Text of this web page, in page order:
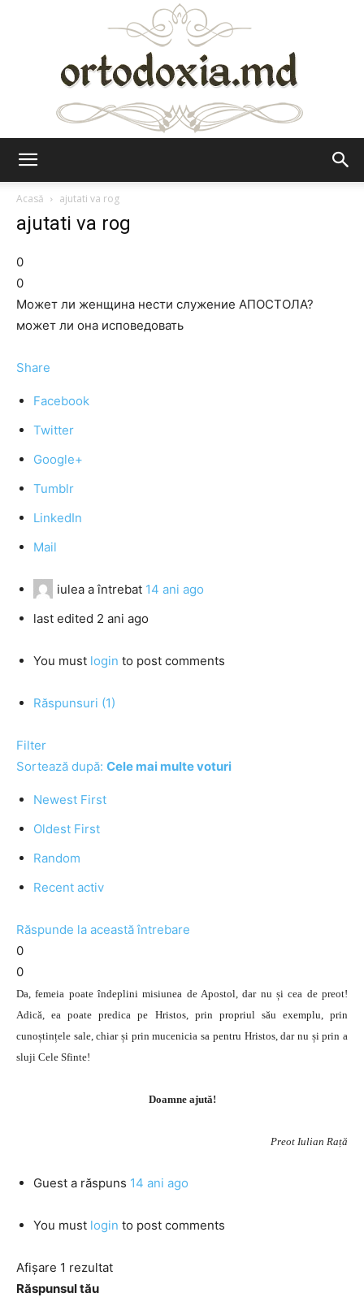
Acasă
ajutati va rog
ajutati va rog
0
0
Может ли женщина нести служение АПОСТОЛА?
может ли она исповедовать
Share
Facebook
Twitter
Google+
Tumblr
LinkedIn
Mail
iulea a întrebat 14 ani ago
last edited 2 ani ago
You must login to post comments
Răspunsuri (1)
Filter
Sortează după: Cele mai multe voturi
Newest First
Oldest First
Random
Recent activ
Răspunde la această întrebare
0
0
Da, femeia poate îndeplini misiunea de Apostol, dar nu și cea de preot!
Adică, ea poate predica pe Hristos, prin propriul său exemplu, prin
cunoștințele sale, chiar și prin mucenicia sa pentru Hristos, dar nu și prin a
sluji Cele Sfinte!
Doamne ajută!
Preot Iulian Rață
Guest a răspuns 14 ani ago
You must login to post comments
Afișare 1 rezultat
Răspunsul tău